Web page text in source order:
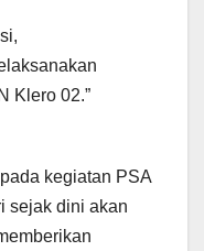
Klero 02.”
kegiatan PSA
sejak dini akan